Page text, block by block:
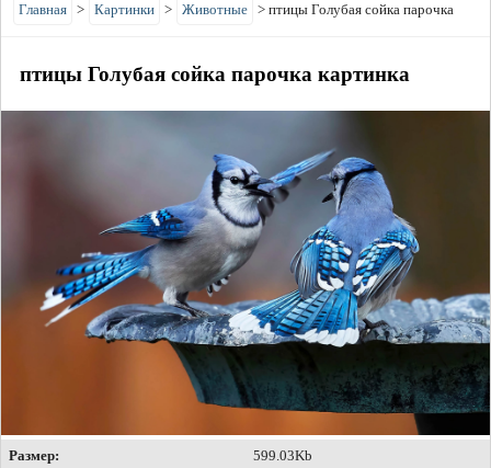
Главная > Картинки > Животные > птицы Голубая сойка парочка
птицы Голубая сойка парочка картинка
Размер:
599.03Kb